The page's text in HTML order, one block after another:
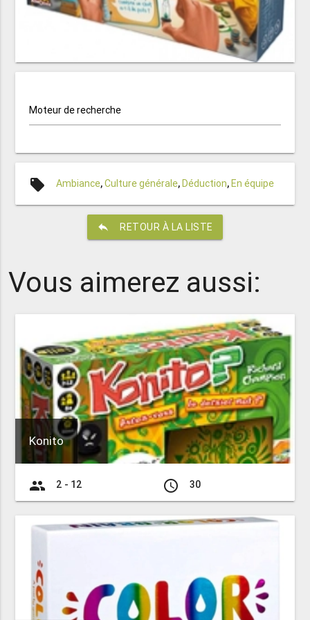
Moteur de recherche
local_offer Ambiance,Culture générale,Déduction,En équipe
reply RETOUR À LA LISTE
Vous aimerez aussi:
Konito
group 2 - 12 access_time 30